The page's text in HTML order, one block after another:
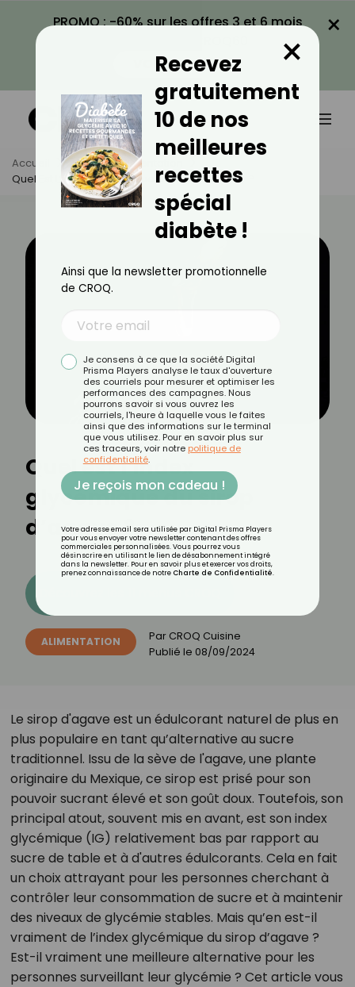
PROMO : -60% sur les offres 3 et 6 mois
VOIR LA PROMO
×
Accueil Actus
Alimentation
Quel Est L’index Glycémique Du Sirop D’agave ?
Quel est l’index
glycémique du sirop
d’agave ?
ALIMENTATION Par CROQ Cuisine
Publié le 08/09/2024
Le sirop d'agave est un édulcorant naturel de plus en
plus populaire en tant qu’alternative au sucre
traditionnel. Issu de la sève de l'agave, une plante
originaire du Mexique, ce sirop est prisé pour son
pouvoir sucrant élevé et son goût doux. Toutefois, son
principal atout, souvent mis en avant, est son index
glycémique (IG) relativement bas par rapport au
sucre de table et à d'autres édulcorants. Cela en fait
un choix attrayant pour les personnes cherchant à
contrôler leur consommation de sucre et à maintenir
des niveaux de glycémie stables. Mais qu’en est-il
vraiment de l’index glycémique du sirop d’agave ?
Est-il vraiment une meilleure alternative pour les
personnes surveillant leur glycémie ? Cet article vous
Recevez
gratuitement
10 de nos
meilleures
recettes
spécial
diabète !
×
Ainsi que la newsletter promotionnelle
de CROQ.
Je consens à ce que la société Digital
Prisma Players analyse le taux d'ouverture
des courriels pour mesurer et optimiser les
performances des campagnes. Nous
pourrons savoir si vous ouvrez les
courriels, l'heure à laquelle vous le faites
ainsi que des informations sur le terminal
que vous utilisez. Pour en savoir plus sur
ces traceurs, voir notre politique de
confidentialité.
Je reçois mon cadeau !
Votre adresse email sera utilisée par Digital Prisma Players
pour vous envoyer votre newsletter contenant des offres
commerciales personnalisées. Vous pourrez vous
désinscrire en utilisant le lien de désabonnement intégré
dans la newsletter. Pour en savoir plus et exercer vos droits,
prenez connaissance de notre Charte de Confidentialité.